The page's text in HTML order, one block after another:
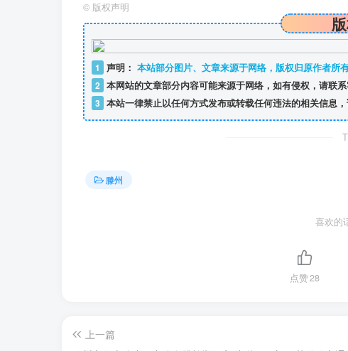
© 版权声明
1 声明： 本站部分图片、文章来源于网络，版权归原作者所
2 本网站的文章部分内容可能来源于网络，如有侵权，请联
3 本站一律禁止以任何方式发布或转载任何违法的相关信息
滕州
喜欢的
点赞28
上一篇